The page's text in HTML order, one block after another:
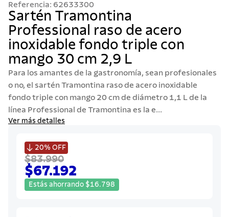
Referencia: 62633300
Sartén Tramontina
Professional raso de acero
inoxidable fondo triple con
mango 30 cm 2,9 L
Para los amantes de la gastronomía, sean profesionales
o no, el sartén Tramontina raso de acero inoxidable
fondo triple con mango 20 cm de diámetro 1,1 L de la
línea Professional de Tramontina es la e...
Ver más detalles
 20% OFF
$83.990
$67.192
Estás ahorrando $16.798
2.
sarten
3.
cubiertos
4.
ollas
5.
acero inoxidable
6.
grano
7.
solar
8.
cuchillo
10. termo